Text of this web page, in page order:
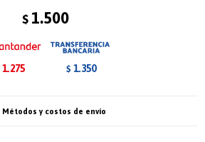
$ 1.500
1.275 $ 1.350
Métodos y costos de envío